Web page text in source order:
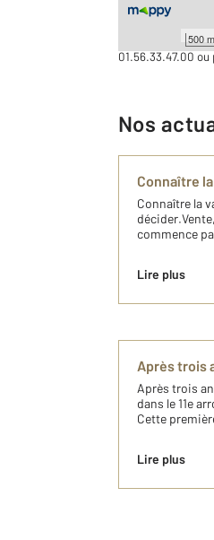
500 m
CENTURY 21
01.56.33.47.00
Nos
Connaître
Connaître la
commence
Lire plus
Après trois
Après trois
dans le 11e
Cette
Lire plus